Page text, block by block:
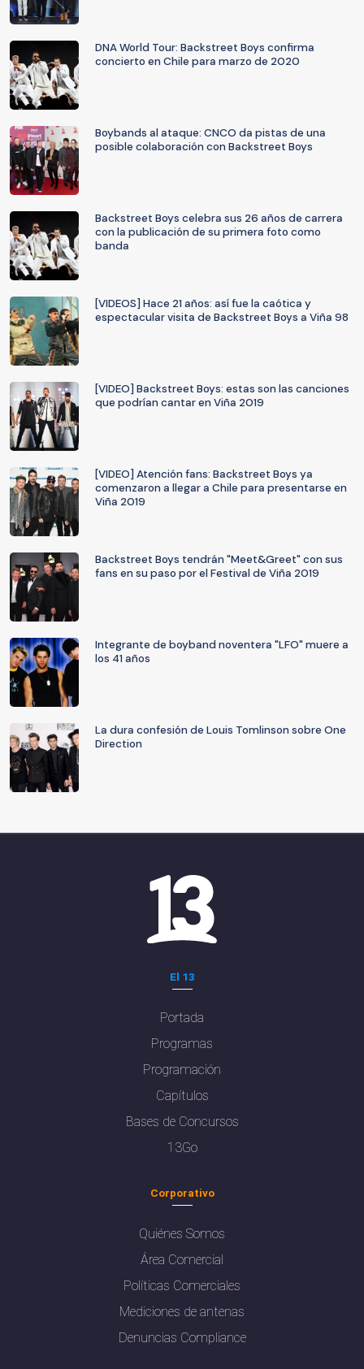
DNA World Tour: Backstreet Boys confirma
concierto en Chile para marzo de 2020
Boybands al ataque: CNCO da pistas de una
posible colaboración con Backstreet Boys
Backstreet Boys celebra sus 26 años de carrera
con la publicación de su primera foto como
banda
[VIDEOS] Hace 21 años: así fue la caótica y
espectacular visita de Backstreet Boys a Viña 98
[VIDEO] Backstreet Boys: estas son las canciones
que podrían cantar en Viña 2019
[VIDEO] Atención fans: Backstreet Boys ya
comenzaron a llegar a Chile para presentarse en
Viña 2019
Backstreet Boys tendrán "Meet&Greet" con sus
fans en su paso por el Festival de Viña 2019
Integrante de boyband noventera "LFO" muere a
los 41 años
La dura confesión de Louis Tomlinson sobre One
Direction
El 13
Portada
Programas
Programación
Capítulos
Bases de Concursos
13Go
Corporativo
Quiénes Somos
Área Comercial
Políticas Comerciales
Mediciones de antenas
Denuncias Compliance